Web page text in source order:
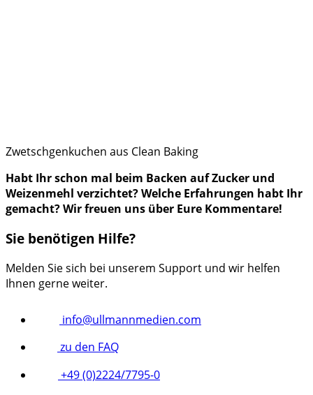
Zwetschgenkuchen aus Clean Baking
Habt Ihr schon mal beim Backen auf Zucker und
Weizenmehl verzichtet? Welche Erfahrungen habt Ihr
gemacht? Wir freuen uns über Eure Kommentare!
Sie benötigen Hilfe?
Melden Sie sich bei unserem Support und wir helfen
Ihnen gerne weiter.
info@ullmannmedien.com
zu den FAQ
+49 (0)2224/7795-0